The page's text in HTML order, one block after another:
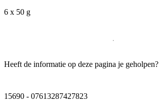
6 x 50 g
Heeft de informatie op deze pagina je geholpen?
15690 - 07613287427823